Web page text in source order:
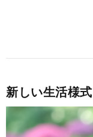
新しい生活様